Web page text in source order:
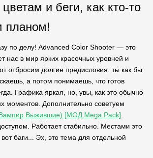
и беги, как кто-то
планом!
по делу! Advanced Color Shooter — это
нас в мир ярких красочных уровней и
отбросим долгие предисловия: ты как бы
а потом понимаешь, что готов
Графика яркая, но, увы, как это обычно
моментов. Дополнительно советуем
Выжившие) [МОД Mega Pack]
Работает стабильно. Местами это
баги... Эх, это тема для отдельной